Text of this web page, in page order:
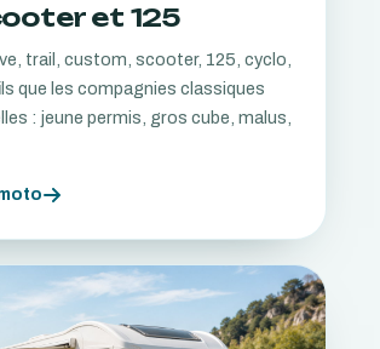
et 125
trail, custom, scooter, 125, cyclo,
que les compagnies classiques
: jeune permis, gros cube, malus,